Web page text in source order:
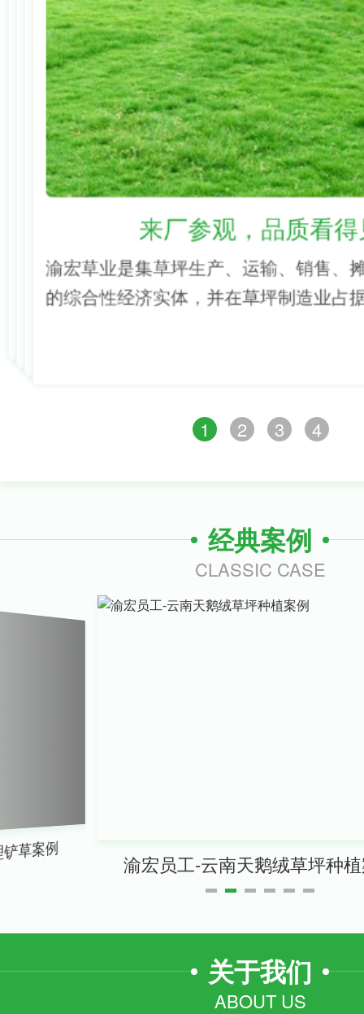
来厂参观，品质看
渝宏草业是集草坪生产、运输、销售、
的综合性经济实体，并在草坪制造业占
1 2 3 4
经典案例
CLASSIC CASE
草案例 渝宏员工-云南天鹅绒草坪种
关于我们
ABOUT US